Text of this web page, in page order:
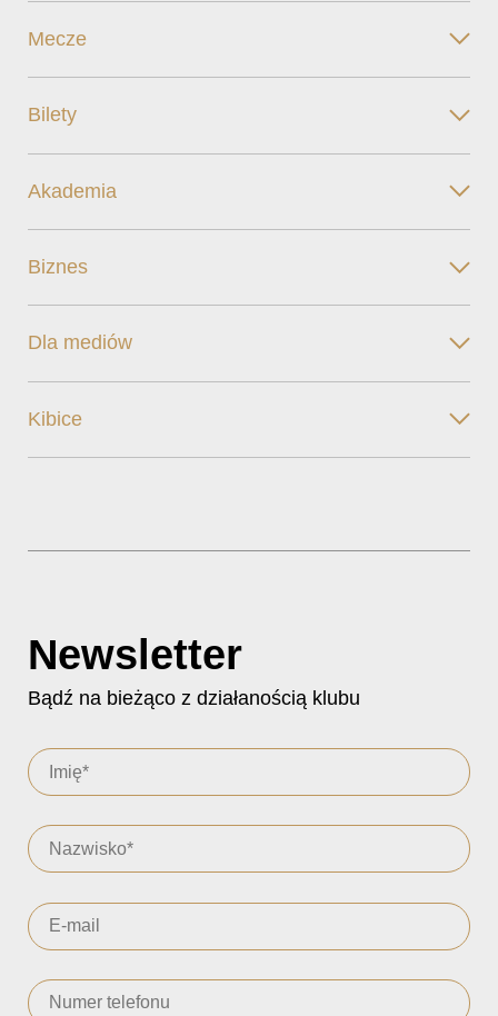
Mecze
Bilety
Akademia
Biznes
Dla mediów
Kibice
Newsletter
Bądź na bieżąco z działanością klubu